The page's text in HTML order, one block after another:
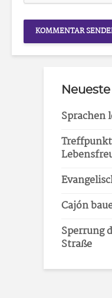
Sprachen
Cajón
Sperrung
Straße